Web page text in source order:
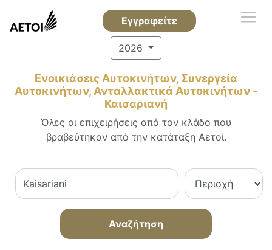
Εγγραφείτε
2026
Ενοικιάσεις Αυτοκινήτων, Συνεργεία
Αυτοκινήτων, Ανταλλακτικά Αυτοκινήτων -
Καισαριανή
Όλες οι επιχειρήσεις από τον κλάδο που
βραβεύτηκαν από την κατάταξη Αετοί.
Αναζήτηση